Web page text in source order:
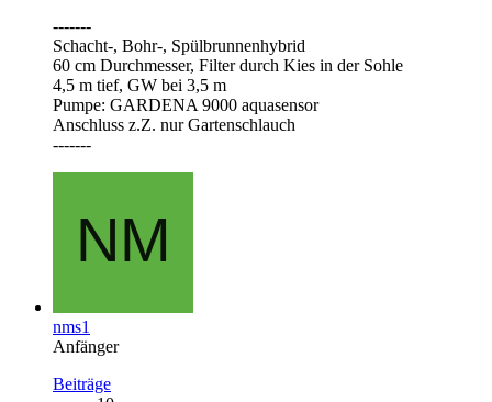
-------
Schacht-, Bohr-, Spülbrunnenhybrid
60 cm Durchmesser, Filter durch Kies in der Sohle
4,5 m tief, GW bei 3,5 m
Pumpe: GARDENA 9000 aquasensor
Anschluss z.Z. nur Gartenschlauch
-------
nms1
Anfänger
Beiträge